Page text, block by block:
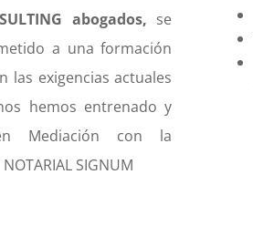
abogados, se
a una formación
las exigencias actuales
hemos entrenado y
Mediación con la
SIGNUM